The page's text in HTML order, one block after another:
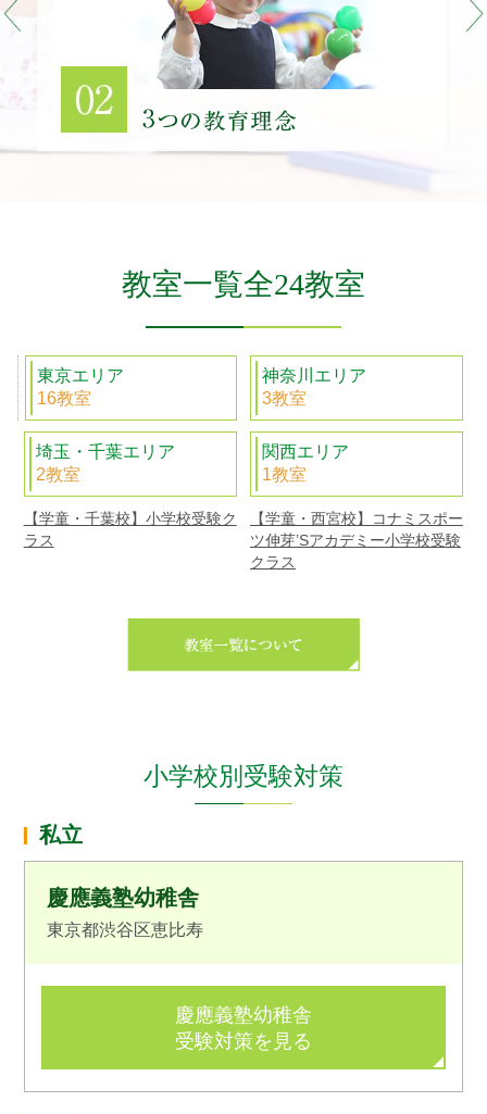
教室一覧全24教室
東京エリア
16教室
神奈川エリア
3教室
埼玉・千葉エリア
2教室
関西エリア
1教室
【学童・千葉校】小学校受験ク
ラス
【学童・西宮校】コナミスポー
ツ伸芽’Sアカデミー小学校受験
クラス
小学校別受験対策
私立
慶應義塾幼稚舎
東京都渋谷区恵比寿
慶應義塾幼稚舎
受験対策を見る